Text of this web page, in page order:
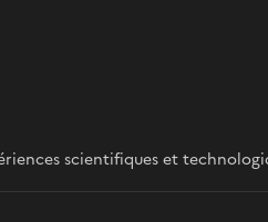
scientifiques et